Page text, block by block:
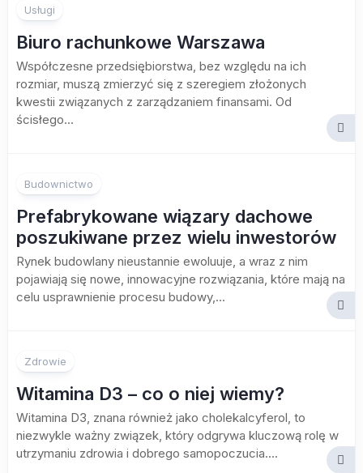
Usługi
Biuro rachunkowe Warszawa
Współczesne przedsiębiorstwa, bez względu na ich
rozmiar, muszą zmierzyć się z szeregiem złożonych
kwestii związanych z zarządzaniem finansami. Od
ścisłego...
Budownictwo
Prefabrykowane wiązary dachowe
poszukiwane przez wielu inwestorów
Rynek budowlany nieustannie ewoluuje, a wraz z nim
pojawiają się nowe, innowacyjne rozwiązania, które mają na
celu usprawnienie procesu budowy,...
Zdrowie
Witamina D3 – co o niej wiemy?
Witamina D3, znana również jako cholekalcyferol, to
niezwykle ważny związek, który odgrywa kluczową rolę w
utrzymaniu zdrowia i dobrego samopoczucia....